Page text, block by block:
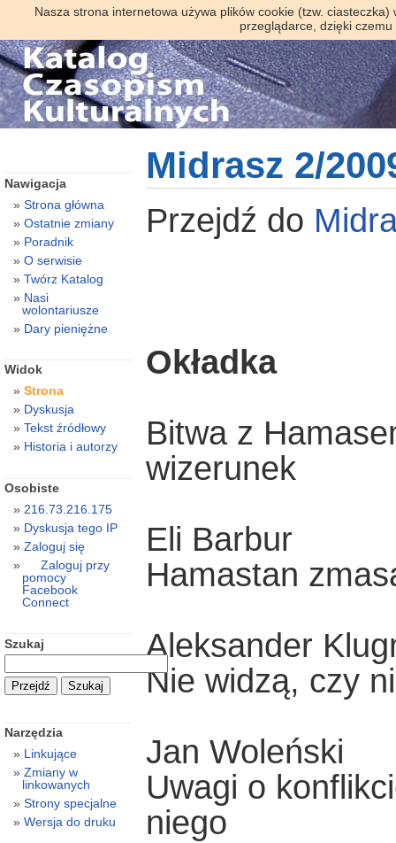
Nasza strona internetowa używa plików cookie (tzw.
przeglądarce, dzięki
Midrasz 2/
Przejdź do
Okładka
Bitwa z
wizerunek
Eli Barbur
Hamastan
Aleksander
Nie widzą, czy
Jan Woleński
Uwagi o
niego
Nawigacja
Strona główna
Ostatnie zmiany
Poradnik
O serwisie
Twórz Katalog
Nasi
wolontariusze
Dary pieniężne
Widok
Strona
Dyskusja
Tekst źródłowy
Historia i autorzy
Osobiste
216.73.216.175
Dyskusja tego IP
Zaloguj się
Zaloguj przy
pomocy
Facebook
Connect
Szukaj
Narzędzia
Linkujące
Zmiany w
linkowanych
Strony specjalne
Wersja do druku